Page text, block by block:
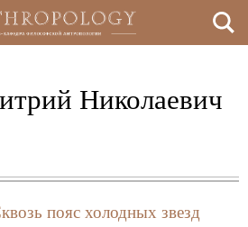
Николаевич
пояс холодных звезд